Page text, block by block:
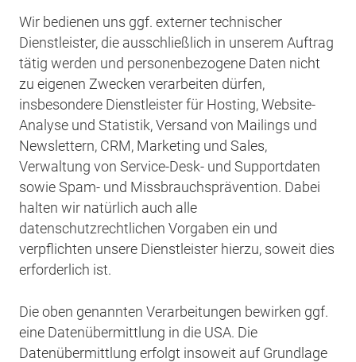
Wir bedienen uns ggf. externer technischer
Dienstleister, die ausschließlich in unserem Auftrag
tätig werden und personenbezogene Daten nicht
zu eigenen Zwecken verarbeiten dürfen,
insbesondere Dienstleister für Hosting, Website-
Analyse und Statistik, Versand von Mailings und
Newslettern, CRM, Marketing und Sales,
Verwaltung von Service-Desk- und Supportdaten
sowie Spam- und Missbrauchsprävention. Dabei
halten wir natürlich auch alle
datenschutzrechtlichen Vorgaben ein und
verpflichten unsere Dienstleister hierzu, soweit dies
erforderlich ist.
Die oben genannten Verarbeitungen bewirken ggf.
eine Datenübermittlung in die USA. Die
Datenübermittlung erfolgt insoweit auf Grundlage